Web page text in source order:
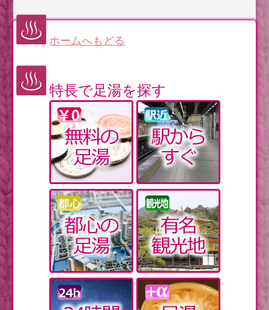
ホームへもどる
特長で足湯を探す